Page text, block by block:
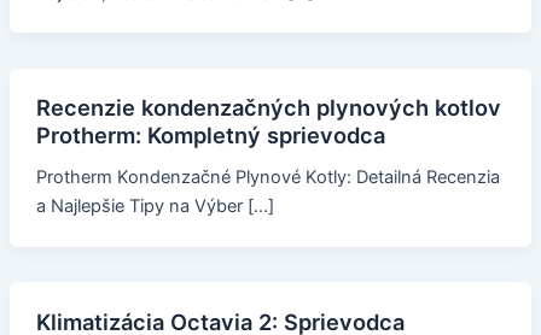
Recenzie kondenzačných plynových kotlov
Protherm: Kompletný sprievodca
Protherm Kondenzačné Plynové Kotly: Detailná Recenzia
a Najlepšie Tipy na Výber […]
Klimatizácia Octavia 2: Sprievodca